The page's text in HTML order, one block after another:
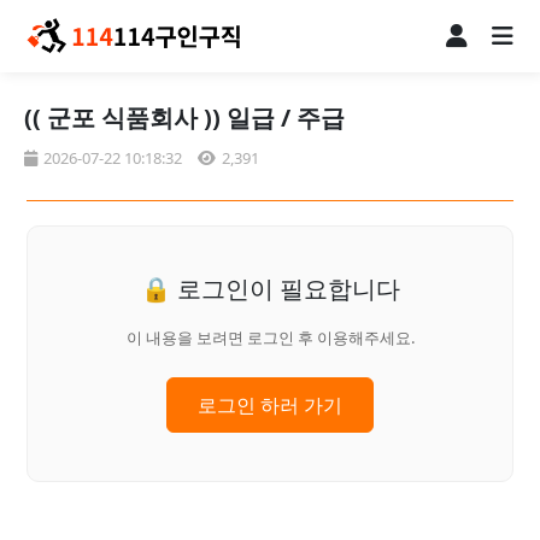
(( 군포 식품회사 )) 일급 / 주급
2026-07-22 10:18:32 2,391
🔒 로그인이 필요합니다
이 내용을 보려면 로그인 후 이용해주세요.
로그인 하러 가기